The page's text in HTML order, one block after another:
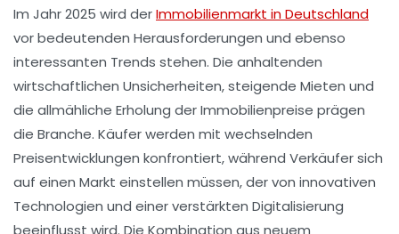
Im Jahr 2025 wird derImmobilienmarkt in Deutschland
vor bedeutenden Herausforderungen und ebenso
interessanten Trends stehen. Die anhaltenden
wirtschaftlichen Unsicherheiten, steigende Mieten und
die allmähliche Erholung derImmobilienpreise prägen
die Branche. Käufer werden mit wechselnden
Preisentwicklungen konfrontiert, während Verkäufer sich
auf einen Markt einstellen müssen, der von innovativen
Technologien und einer verstärkten Digitalisierung
beeinflusst wird. Die Kombination aus neuem